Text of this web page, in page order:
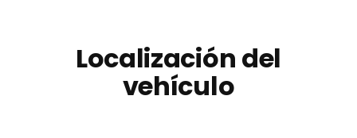
Localización del
vehículo